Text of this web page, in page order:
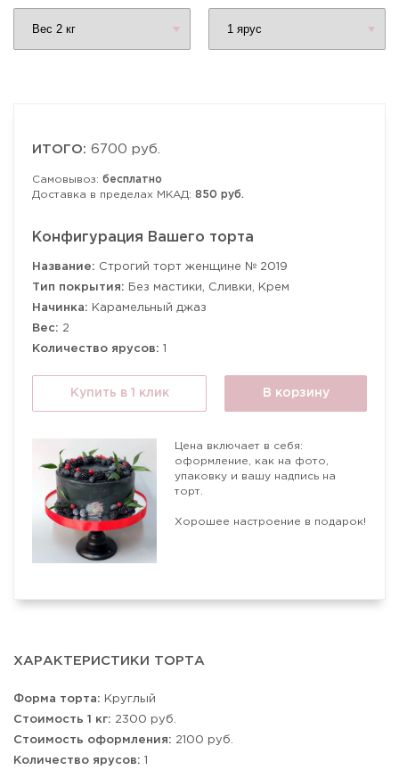
ИТОГО: 6700 руб.
Самовывоз: бесплатно
Доставка в пределах МКАД: 850 руб.
Конфигурация Вашего торта
Название: Строгий торт женщине № 2019
Тип покрытия: Без мастики, Сливки, Крем
Начинка: Карамельный джаз
Вес: 2
Количество ярусов: 1
Купить в 1 клик В корзину
Цена включает в себя:
оформление, как на фото,
упаковку и вашу надпись на
торт.
Хорошее настроение в подарок!
ХАРАКТЕРИСТИКИ ТОРТА
Форма торта: Круглый
Стоимость 1 кг: 2300 руб.
Стоимость оформления: 2100 руб.
Количество ярусов: 1